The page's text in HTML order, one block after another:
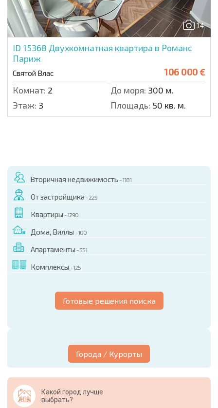
14
ID 15368 Двухкомнатная квартира в Романс
Париж
Святой Влас 106 000 €
Комнат: 2 До моря: 300 м.
Этаж: 3 Площадь: 50 кв. м.
Вторичная недвижимость - 1181
От застройщика - 229
Квартиры - 1290
Дома, Виллы - 100
Апартаменты - 551
Комплексы - 125
Готовые решения поиска
Города / Курорты
Какой город лучше
выбрать?